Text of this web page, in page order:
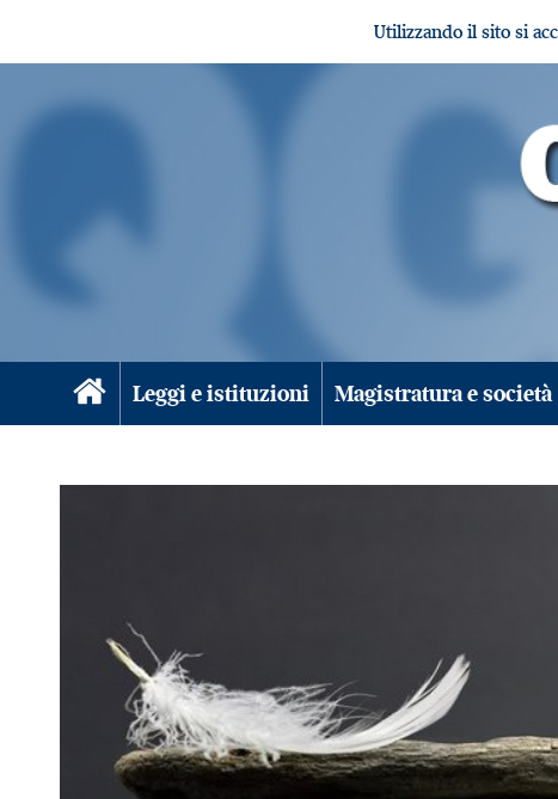
Utilizzando il sito si
Leggi e istituzioni Magistratura e società